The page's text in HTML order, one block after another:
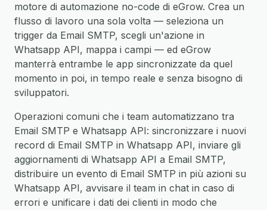
motore di automazione no-code di eGrow. Crea un
flusso di lavoro una sola volta — seleziona un
trigger da Email SMTP, scegli un'azione in
Whatsapp API, mappa i campi — ed eGrow
manterrà entrambe le app sincronizzate da quel
momento in poi, in tempo reale e senza bisogno di
sviluppatori.
Operazioni comuni che i team automatizzano tra
Email SMTP e Whatsapp API: sincronizzare i nuovi
record di Email SMTP in Whatsapp API, inviare gli
aggiornamenti di Whatsapp API a Email SMTP,
distribuire un evento di Email SMTP in più azioni su
Whatsapp API, avvisare il team in chat in caso di
errori e unificare i dati dei clienti in modo che